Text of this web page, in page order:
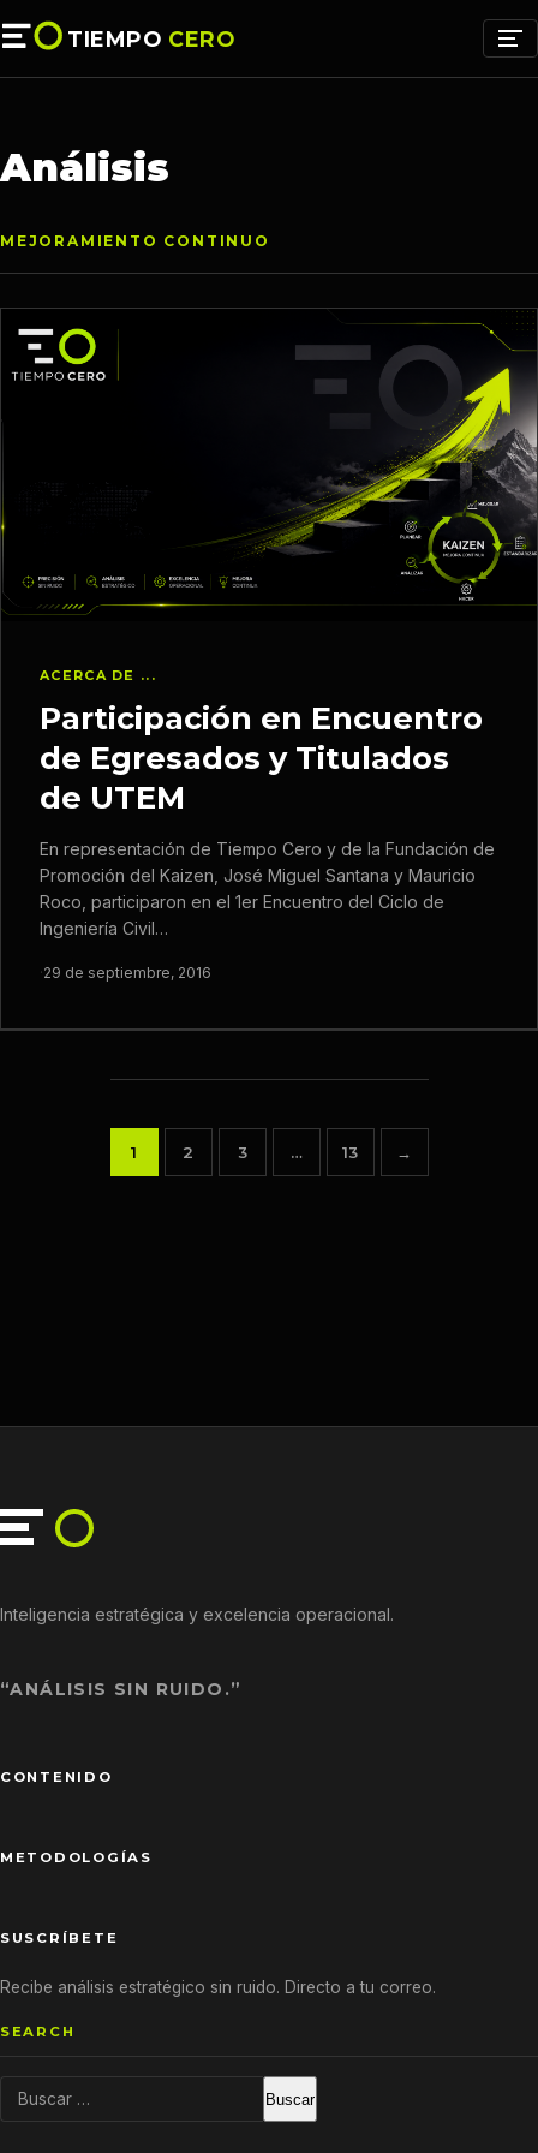
TIEMPO CERO
Análisis
MEJORAMIENTO CONTINUO
ACERCA DE ...
Participación en Encuentro
de Egresados y Titulados
de UTEM
En representación de Tiempo Cero y de la Fundación de
Promoción del Kaizen, José Miguel Santana y Mauricio
Roco, participaron en el 1er Encuentro del Ciclo de
Ingeniería Civil…
·29 de septiembre, 2016
Paginación
1 2 3 … 13 →
Inteligencia estratégica y excelencia operacional.
“ANÁLISIS SIN RUIDO.”
CONTENIDO
METODOLOGÍAS
SUSCRÍBETE
Recibe análisis estratégico sin ruido. Directo a tu correo.
SEARCH
Buscar: